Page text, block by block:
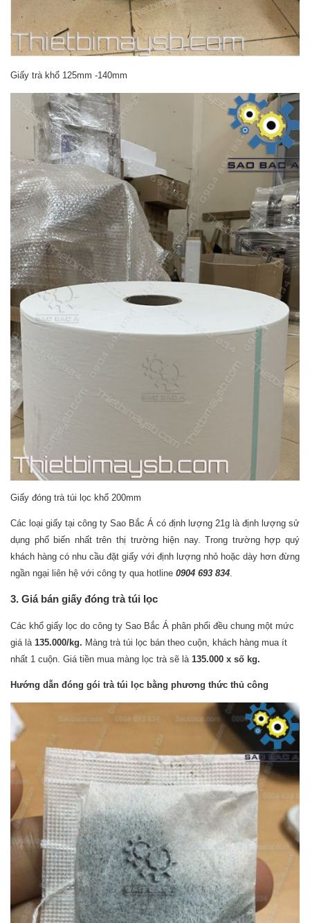
Giấy trà khổ 125mm -140mm
Giấy đóng trà túi lọc khổ 200mm
Các loại giấy tại công ty Sao Bắc Á có định lượng 21g là định lượng sử
dụng phổ biến nhất trên thị trường hiện nay. Trong trường hợp quý
khách hàng có nhu cầu đặt giấy với định lượng nhỏ hoặc dày hơn đừng
ngần ngại liên hệ với công ty qua hotline 0904 693 834
3. Giá bán giấy đóng trà túi lọc
Các khổ giấy lọc do công ty Sao Bắc Á phân phối đều chung một mức
giá là 135.000/kg. Màng trà túi lọc bán theo cuộn, khách hàng mua ít
nhất 1 cuộn. Giá tiền mua màng lọc trà sẽ là 135.000 x số kg.
Hướng dẫn đóng gói trà túi lọc bằng phương thức thủ công